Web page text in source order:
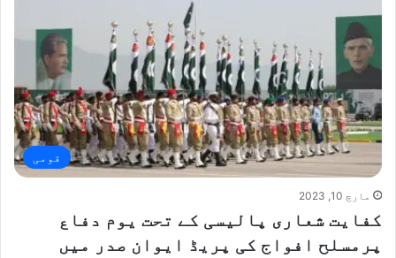
قومی
مارچ 10, 2023
کفایت شعاری پالیسی کے تحت یوم دفاع
پرمسلح افواج کی پریڈ ایوان صدر میں